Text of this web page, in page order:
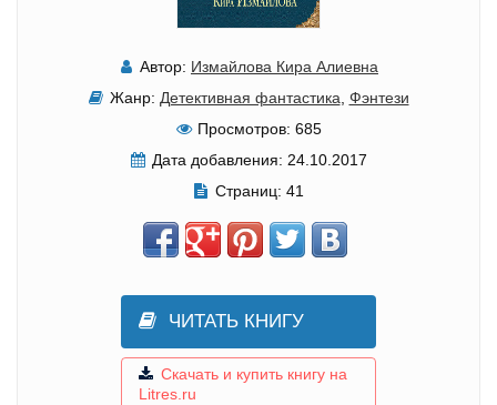
Автор: Измайлова Кира Алиевна
Жанр: Детективная фантастика Фэнтези
Просмотров: 685
Дата добавления: 24.10.2017
Страниц: 41
ЧИТАТЬ КНИГУ
Скачать и купить книгу на
Litres.ru